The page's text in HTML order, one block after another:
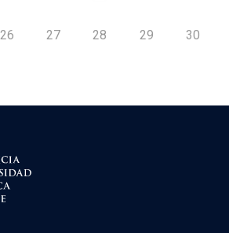
26 27 28 29 30